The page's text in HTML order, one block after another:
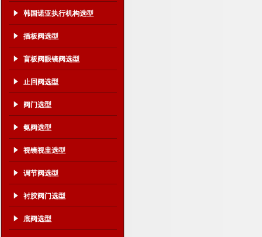
韩国诺亚执行机构选型
插板阀选型
盲板阀眼镜阀选型
止回阀选型
阀门选型
氨阀选型
视镜视盅选型
调节阀选型
衬胶阀门选型
底阀选型